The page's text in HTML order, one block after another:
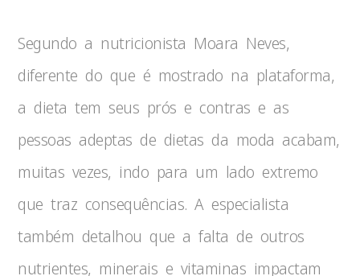
Segundo a nutricionista Moara Neves,
diferente do que é mostrado na plataforma,
a dieta tem seus prós e contras e as
pessoas adeptas de dietas da moda acabam,
muitas vezes, indo para um lado extremo
que traz consequências. A especialista
também detalhou que a falta de outros
nutrientes, minerais e vitaminas impactam